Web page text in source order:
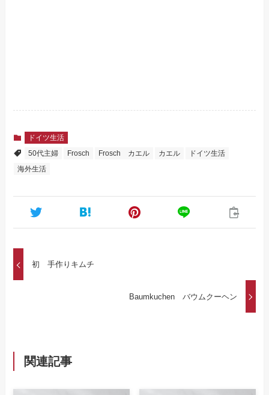
ドイツ生活
50代主婦
Frosch Frosch カエル カエル
ドイツ生活
海外生活
初 手作りキムチ
Baumkuchen バウムクーヘン
関連記事